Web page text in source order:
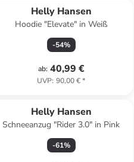
Helly Hansen
Hoodie "Elevate" in Weiß
-54%
ab: 40,99 €
UVP: 90,00 €*
Helly Hansen
Schneeanzug "Rider 3.0" in Pink
-61%